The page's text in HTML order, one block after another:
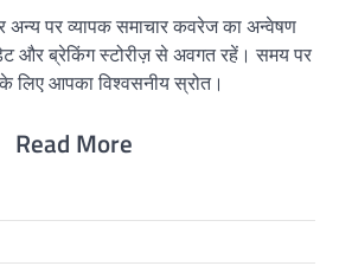
अन्य पर व्यापक समाचार कवरेज का अन्वेषण
और ब्रेकिंग स्टोरीज़ से अवगत रहें। समय पर
लिए आपका विश्वसनीय स्रोत।
Read More